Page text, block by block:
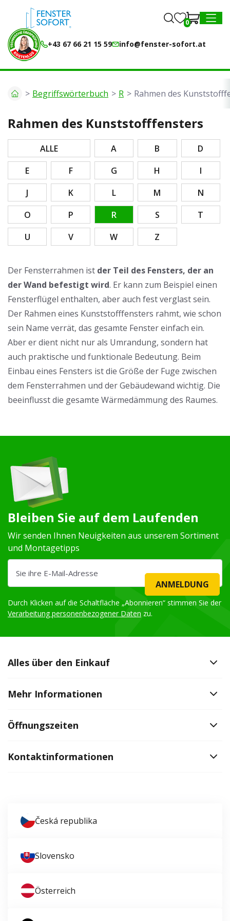
MENU
+43 67 66 21 15 59 info@fenster-sofort.at
0
Begriffswörterbuch R Rahmen des
Rahmen des Kunststofffensters
ALLE A B
D
E
F G H
I
J
K L M
N
O
P R S
T
U
V W Z
Der Fensterrahmen ist der Teil des Fensters, der an
der Wand befestigt wird. Er kann zum Beispiel einen
Fensterflügel enthalten, aber auch fest verglast sein.
Der Rahmen eines Kunststofffensters rahmt, wie schon
sein Name verrät, das gesamte Fenster einfach ein.
Aber er dient nicht nur als Umrandung, sondern hat
auch praktische und funktionale Bedeutung. Beim
Einbau eines Fensters ist die Größe der Fuge zwischen
dem Fensterrahmen und der Gebäudewand wichtig. Die
beeinflusst die gesamte Wärmedämmung des Raumes.
Bleiben Sie auf dem Laufenden
Wir senden Ihnen Neuigkeiten aus unserem Sortiment
und Montagetipps
ANMELDUNG
Durch Klicken auf die Schaltfläche „Abonnieren“ stimmen Sie der
Verarbeitung personenbezogener Daten zu.
Alles über den Einkauf
Mehr Informationen
Öffnungszeiten
Kontaktinformationen
Česká republika
Slovensko
Österreich